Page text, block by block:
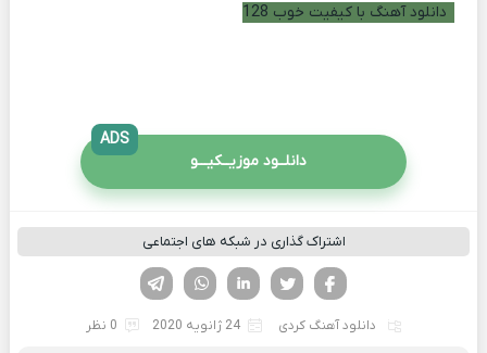
دانلود آهنگ با کیفیت خوب 128
دانلــود موزیــکیـــو
ADS
اشتراک گذاری در شبکه های اجتماعی
لینکدین تویتر
فیسوک
دانلود آهنگ کردی 24 ژانویه 2020 0 نظر